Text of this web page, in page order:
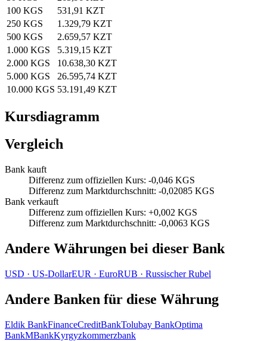
100 KGS
531,91 KZT
250 KGS
1.329,79 KZT
500 KGS
2.659,57 KZT
1.000 KGS
5.319,15 KZT
2.000 KGS
10.638,30 KZT
5.000 KGS
26.595,74 KZT
10.000 KGS 53.191,49 KZT
Kursdiagramm
Vergleich
Bank kauft
Differenz zum offiziellen Kurs: -0,046 KGS
Differenz zum Marktdurchschnitt: -0,02085 KGS
Bank verkauft
Differenz zum offiziellen Kurs: +0,002 KGS
Differenz zum Marktdurchschnitt: -0,0063 KGS
Andere Währungen bei dieser Bank
USD · US‑DollarEUR · EuroRUB · Russischer Rubel
Andere Banken für diese Währung
Eldik BankFinanceCreditBankTolubay BankOptima
BankMBankKyrgyzkommerzbank